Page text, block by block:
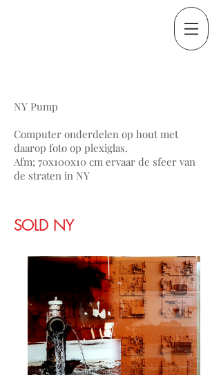
NY Pump
Computer onderdelen op hout met
daarop foto op plexiglas.
Afm; 70x100x10 cm ervaar de sfeer van
de straten in NY
SOLD NY